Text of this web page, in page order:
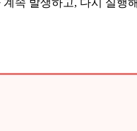
계속 발생하고, 다시 실행